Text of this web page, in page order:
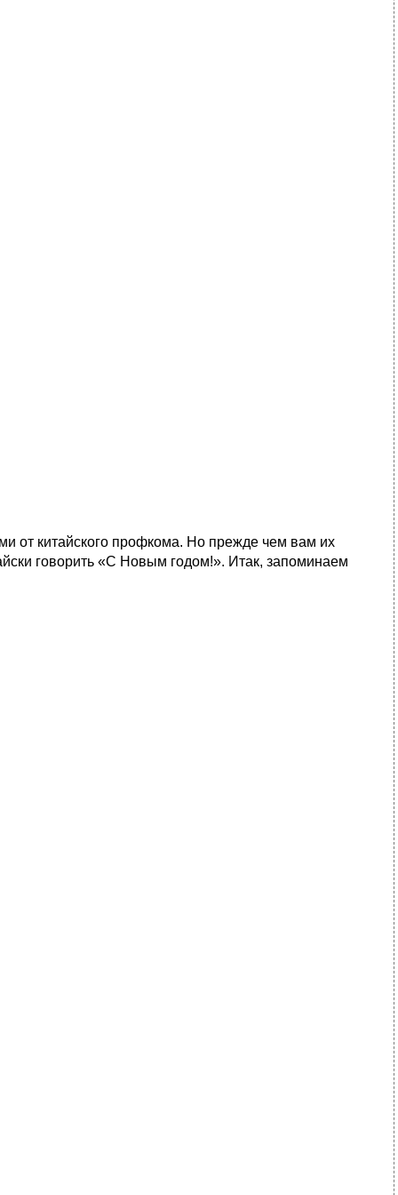
от китайского профкома. Но прежде чем вам их
говорить «С Новым годом!». Итак, запоминаем